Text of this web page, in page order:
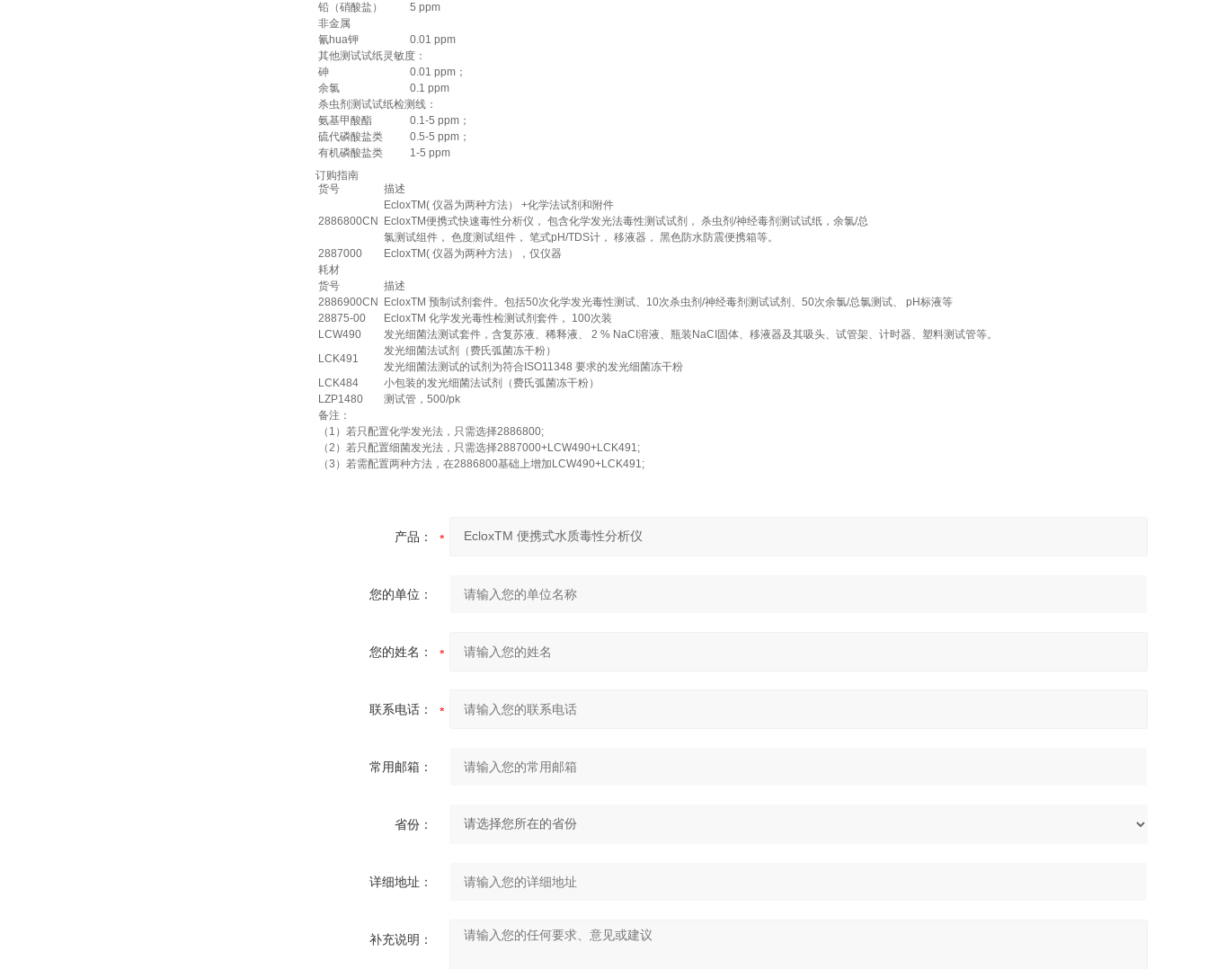
铅（硝酸盐）
5 ppm
非金属
氰hua钾
0.01 ppm
其他测试试纸灵敏度：
砷
0.01 ppm；
余氯
0.1 ppm
杀虫剂测试试纸检测线：
氨基甲酸酯
0.1-5 ppm；
硫代磷酸盐类
0.5-5 ppm；
有机磷酸盐类
1-5 ppm
订购指南
货号
描述
2886800CN
EcloxTM( 仪器为两种方法） +化学法试剂和附件
EcloxTM便携式快速毒性分析仪， 包含化学发光法毒性测试试剂， 杀虫剂/神经毒剂测试试纸，余氯/总
氯测试组件， 色度测试组件， 笔式pH/TDS计， 移液器， 黑色防水防震便携箱等。
2887000
EcloxTM( 仪器为两种方法），仅仪器
耗材
货号
描述
2886900CN
EcloxTM 预制试剂套件。包括50次化学发光毒性测试、10次杀虫剂/神经毒剂测试试剂、50次余氯/总氯测试、 pH标液等
28875-00
EcloxTM 化学发光毒性检测试剂套件， 100次装
LCW490
发光细菌法测试套件，含复苏液、稀释液、 2 % NaCI溶液、瓶装NaCI固体、移液器及其吸头、试管架、计时器、塑料测试管等。
LCK491
发光细菌法试剂（费氏弧菌冻干粉）
发光细菌法测试的试剂为符合ISO11348 要求的发光细菌冻干粉
LCK484
小包装的发光细菌法试剂（费氏弧菌冻干粉）
LZP1480
测试管，500/pk
备注：
（1）若只配置化学发光法，只需选择2886800;
（2）若只配置细菌发光法，只需选择2887000+LCW490+LCK491;
（3）若需配置两种方法，在2886800基础上增加LCW490+LCK491;
产品：
您的单位：
您的姓名：
联系电话：
常用邮箱：
省份：
详细地址：
补充说明：